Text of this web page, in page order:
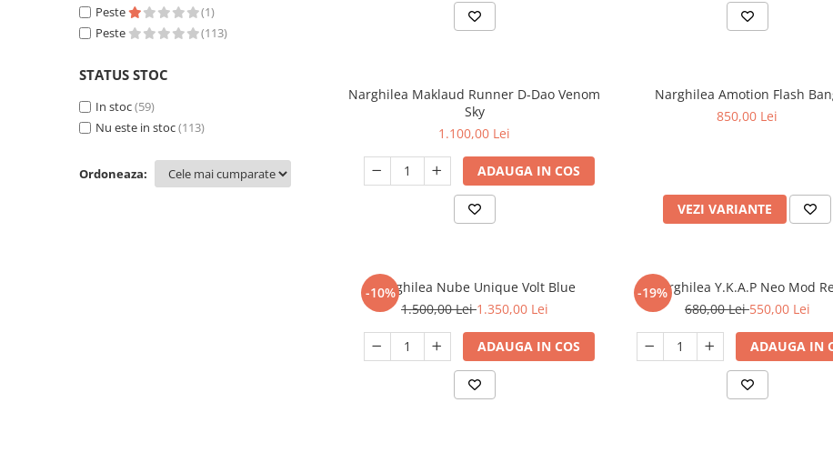
Peste
(1)
Peste
(113)
STATUS STOC
In stoc(59)
Nu este in stoc(113)
Ordoneaza:
Narghilea Maklaud Runner D-Dao Venom
Sky
1.100,00 Lei
ADAUGA IN COS
Narghilea Amotion Flash
850,00 Lei
VEZI VARIANTE
-10%
Narghilea Nube Unique Volt Blue
1.500,00 Lei1.350,00 Lei
ADAUGA IN COS
-19%Narghilea Y.K.A.P Neo Mod
680,00 Lei550,00 Lei
ADAUGA IN